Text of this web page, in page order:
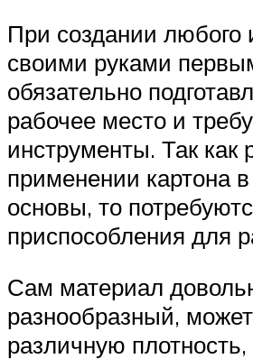
При создании любого
своими руками
обязательно
рабочее место и
инструменты. Так как
применении картона в
основы, то
приспособления для
Сам материал
разнообразный,
различную плотность,